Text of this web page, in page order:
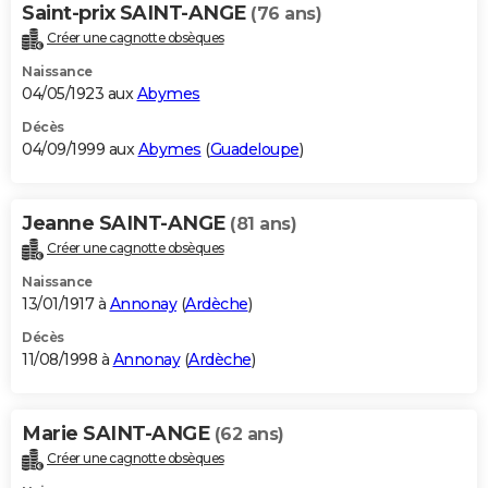
Saint-prix SAINT-ANGE (76 ans)
Créer une cagnotte obsèques
Naissance
04/05/1923 auxAbymes
Décès
04/09/1999 auxAbymes (Guadeloupe)
Jeanne SAINT-ANGE (81 ans)
Créer une cagnotte obsèques
Naissance
13/01/1917 à Annonay(Ardèche)
Décès
11/08/1998 à Annonay(Ardèche)
Marie SAINT-ANGE (62 ans)
Créer une cagnotte obsèques